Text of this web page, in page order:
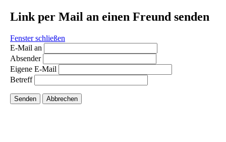
Link per Mail an einen Freund senden
Fenster schließen
E-Mail an
Absender
Eigene E-Mail
Betreff
Senden Abbrechen